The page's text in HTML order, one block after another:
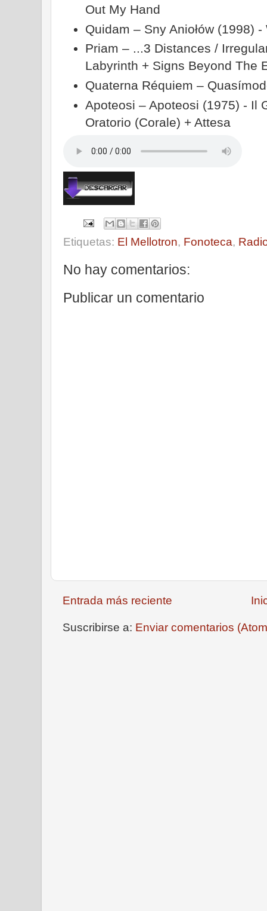
Out My Hand
Quidam ‎– Sny Aniołów (1998) -
Priam – ...3 Distances /
Labyrinth + Signs Beyond The
Quaterna Réquiem ‎–
Apoteosi – Apoteosi (1975) - Il
Oratorio (Corale) + Attesa
Etiquetas: El Mellotron, Fonoteca,
No hay comentarios:
Publicar un comentario
Entrada más reciente
Suscribirse a: Enviar comentarios